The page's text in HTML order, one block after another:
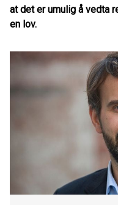
at det er umulig å vedta
en lov.